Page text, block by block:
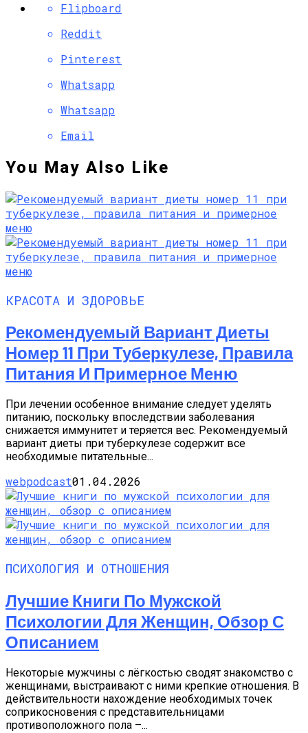
Flipboard
Reddit
Pinterest
Whatsapp
Whatsapp
Email
You May Also Like
КРАСОТА И ЗДОРОВЬЕ
Рекомендуемый Вариант Диеты
Номер 11 При Туберкулезе, Правила
Питания И Примерное Меню
При лечении особенное внимание следует уделять
питанию, поскольку впоследствии заболевания
снижается иммунитет и теряется вес. Рекомендуемый
вариант диеты при туберкулезе содержит все
необходимые питательные...
webpodcast01.04.2026
ПСИХОЛОГИЯ И ОТНОШЕНИЯ
Лучшие Книги По Мужской
Психологии Для Женщин, Обзор С
Описанием
Некоторые мужчины с лёгкостью сводят знакомство с
женщинами, выстраивают с ними крепкие отношения. В
действительности нахождение необходимых точек
соприкосновения с представительницами
противоположного пола –...